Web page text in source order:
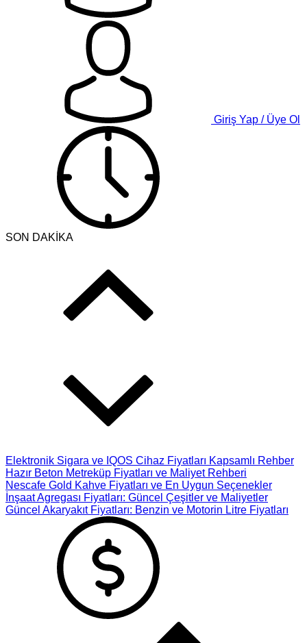
Giriş Yap / Üye Ol
SON DAKİKA
Elektronik Sigara ve IQOS Cihaz Fiyatları Kapsamlı Rehber
Hazır Beton Metreküp Fiyatları ve Maliyet Rehberi
Nescafe Gold Kahve Fiyatları ve En Uygun Seçenekler
İnşaat Agregası Fiyatları: Güncel Çeşitler ve Maliyetler
Güncel Akaryakıt Fiyatları: Benzin ve Motorin Litre Fiyatları